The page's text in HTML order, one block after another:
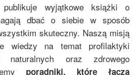
publikuje wyjątkowe książki o
dbać o siebie w sposób
skuteczny. Naszą misją
wiedzy na temat profilaktyki
naturalnych oraz zdrowego
poradniki, które łączą